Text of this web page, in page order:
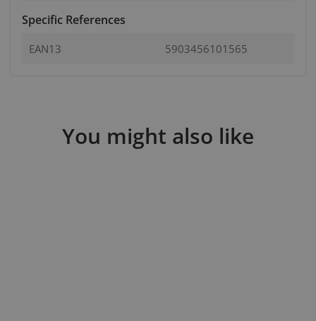
Specific References
EAN13 5903456101565
You might also like